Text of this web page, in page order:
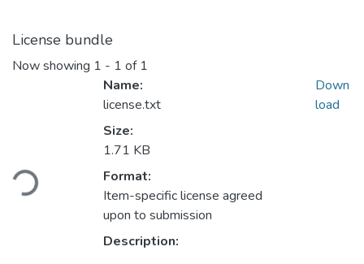
License bundle
Now showing 1 - 1 of 1
Name:
license.txt
Size:
1.71 KB
Format:
Item-specific license agreed
upon to submission
Description:
Down
load